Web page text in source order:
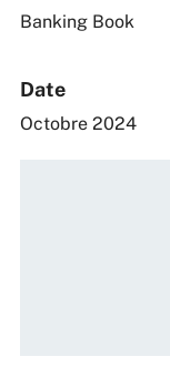
Banking Book
Date
Octobre 2024